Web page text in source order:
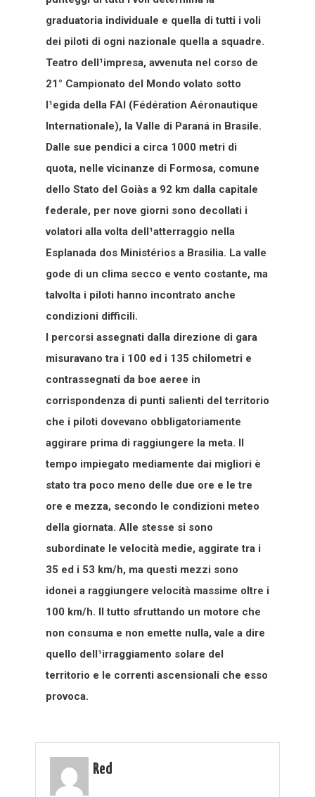
graduatoria individuale e quella di tutti i voli
dei piloti di ogni nazionale quella a squadre.
Teatro dell¹impresa, avvenuta nel corso de
21° Campionato del Mondo volato sotto
l¹egida della FAI (Fédération Aéronautique
Internationale), la Valle di Paraná in Brasile.
Dalle sue pendici a circa 1000 metri di
quota, nelle vicinanze di Formosa, comune
dello Stato del Goiàs a 92 km dalla capitale
federale, per nove giorni sono decollati i
volatori alla volta dell¹atterraggio nella
Esplanada dos Ministérios a Brasilia. La valle
gode di un clima secco e vento costante, ma
talvolta i piloti hanno incontrato anche
condizioni difficili.
I percorsi assegnati dalla direzione di gara
misuravano tra i 100 ed i 135 chilometri e
contrassegnati da boe aeree in
corrispondenza di punti salienti del territorio
che i piloti dovevano obbligatoriamente
aggirare prima di raggiungere la meta. Il
tempo impiegato mediamente dai migliori è
stato tra poco meno delle due ore e le tre
ore e mezza, secondo le condizioni meteo
della giornata. Alle stesse si sono
subordinate le velocità medie, aggirate tra i
35 ed i 53 km/h, ma questi mezzi sono
idonei a raggiungere velocità massime oltre i
100 km/h. Il tutto sfruttando un motore che
non consuma e non emette nulla, vale a dire
quello dell¹irraggiamento solare del
territorio e le correnti ascensionali che esso
provoca.
Red